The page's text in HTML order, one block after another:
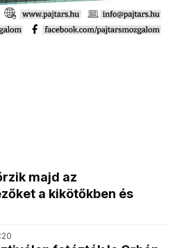
majd az
a kikötőkben és